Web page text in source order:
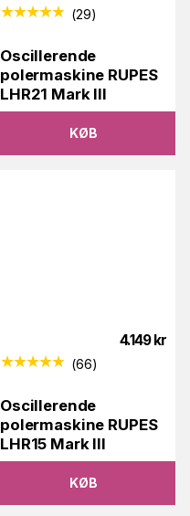
(29)
Oscillerende
polermaskine RUPES
LHR21 Mark III
KØB
4.149 kr
(66)
Oscillerende
polermaskine RUPES
LHR15 Mark III
KØB